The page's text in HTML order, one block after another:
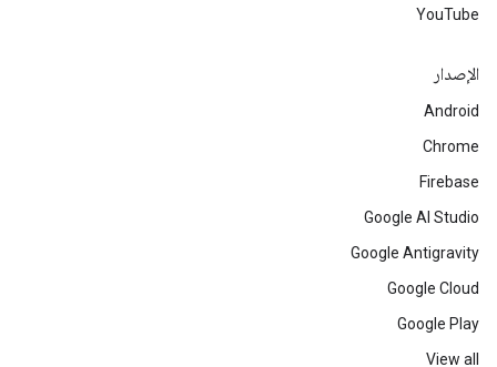
YouTube
الإصدار
Android
Chrome
Firebase
Google AI Studio
Google Antigravity
Google Cloud
Google Play
View all